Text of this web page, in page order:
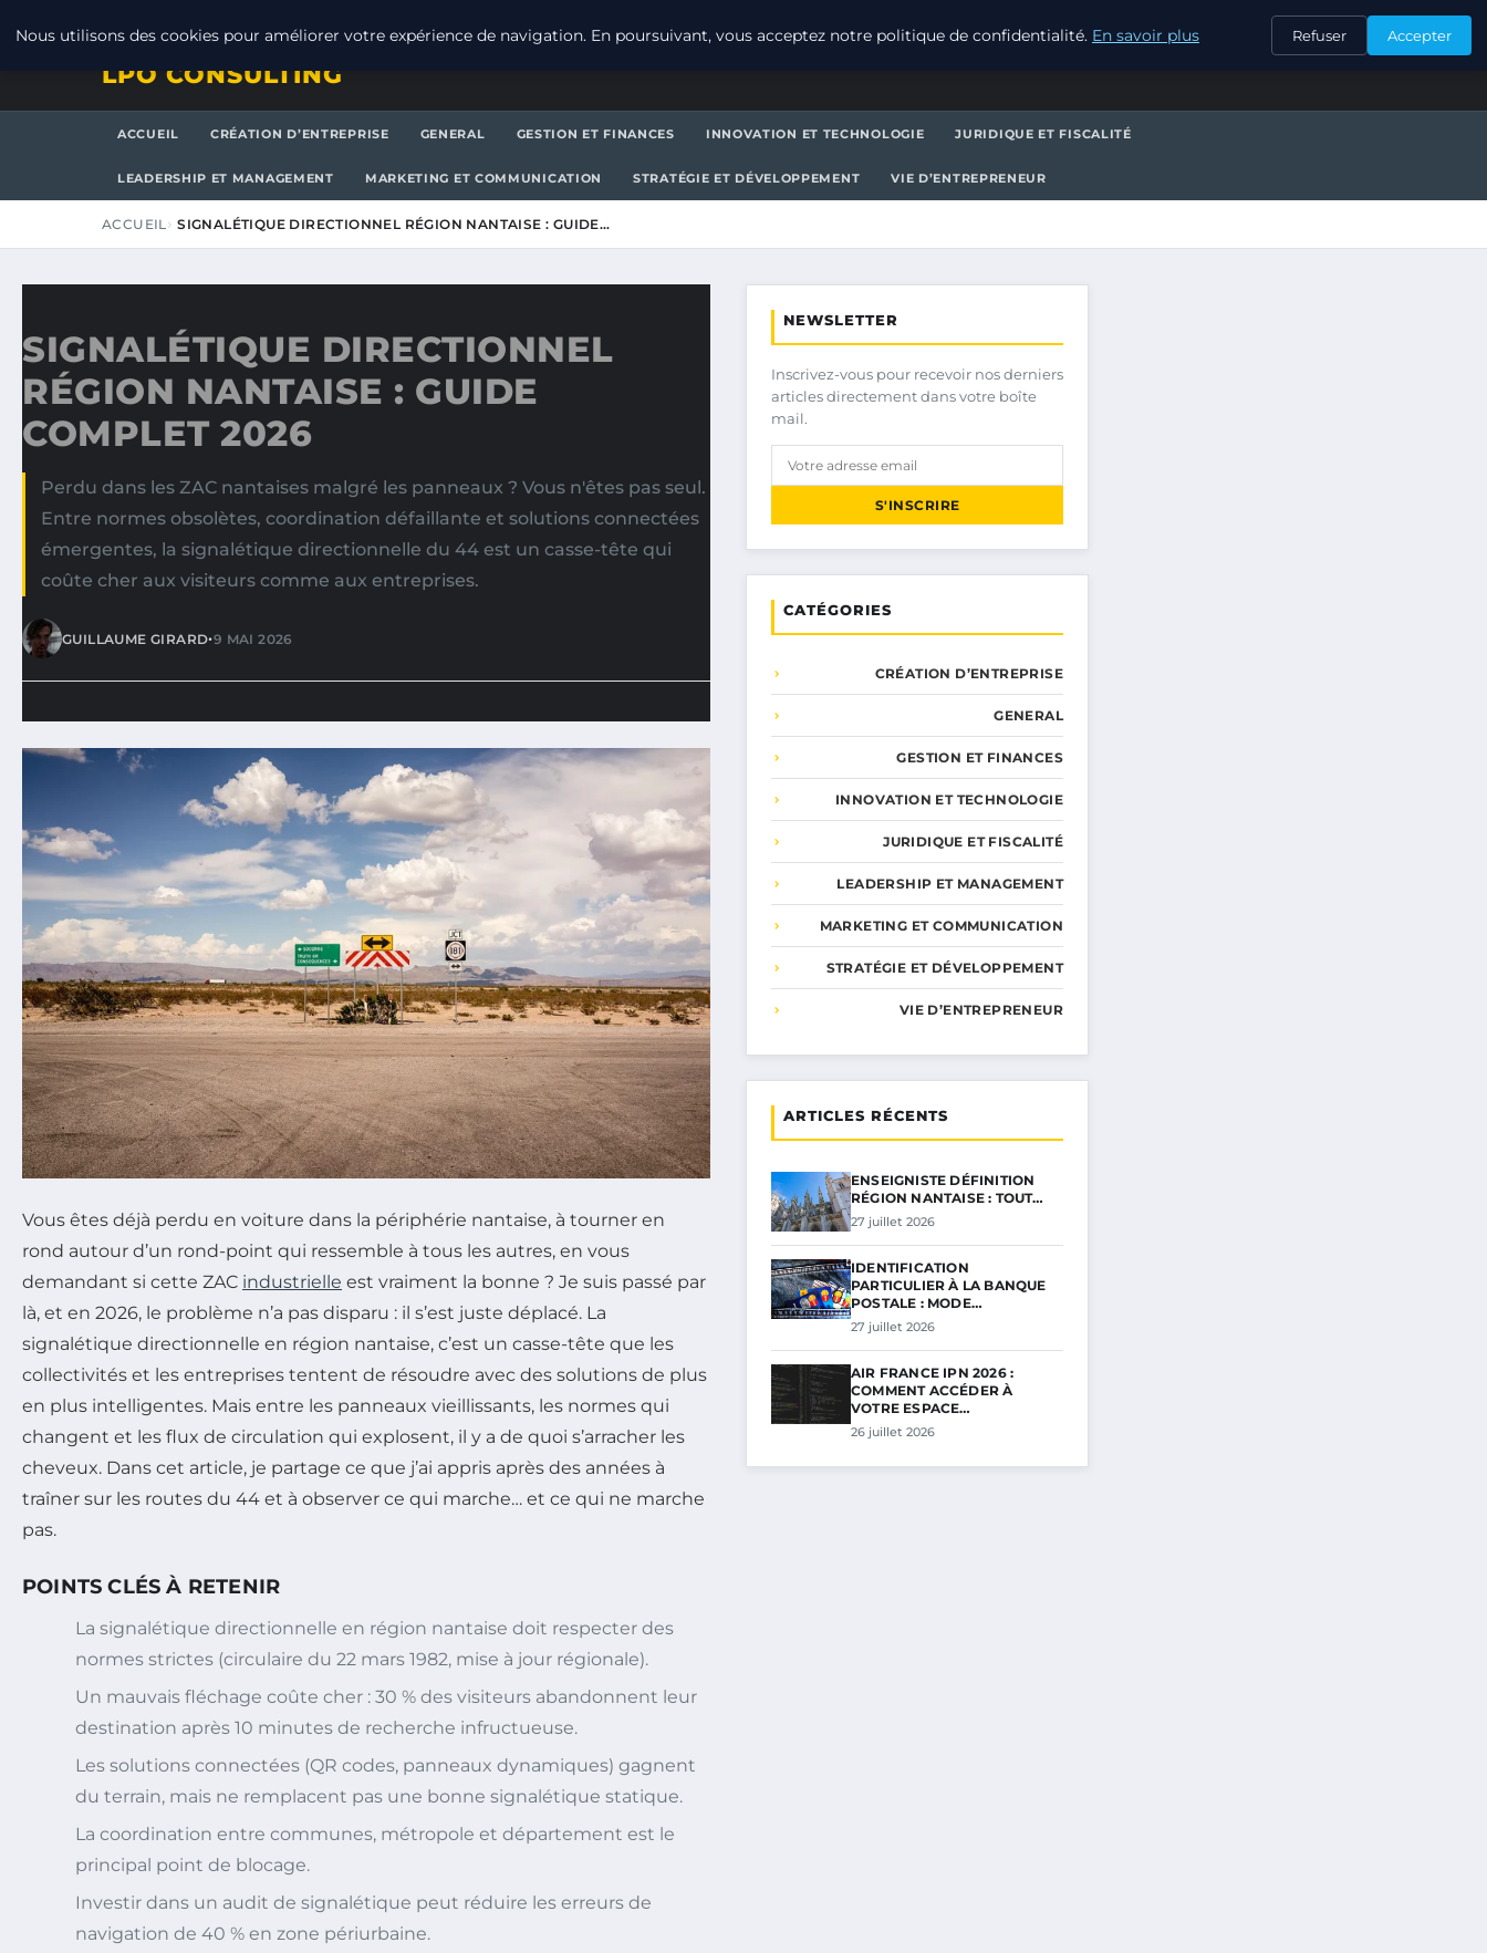
CONTACT
LPO CONSULTING
ACCUEIL CRÉATION D’ENTREPRISE GENERAL GESTION ET FINANCES INNOVATION ET TECHNOLOGIE JURIDIQUE ET FISCALITÉ
LEADERSHIP ET MANAGEMENT MARKETING ET COMMUNICATION STRATÉGIE ET DÉVELOPPEMENT VIE D’ENTREPRENEUR
ACCUEIL SIGNALÉTIQUE DIRECTIONNEL RÉGION NANTAISE : GUIDE…
SIGNALÉTIQUE DIRECTIONNEL
RÉGION NANTAISE : GUIDE
COMPLET 2026
Perdu dans les ZAC nantaises malgré les panneaux ? Vous n'êtes pas seul.
Entre normes obsolètes, coordination défaillante et solutions connectées
émergentes, la signalétique directionnelle du 44 est un casse-tête qui
coûte cher aux visiteurs comme aux entreprises.
GUILLAUME GIRARD•9 MAI 2026
Vous êtes déjà perdu en voiture dans la périphérie nantaise, à tourner en
rond autour d’un rond-point qui ressemble à tous les autres, en vous
demandant si cette ZAC industrielle est vraiment la bonne ? Je suis passé par
là, et en 2026, le problème n’a pas disparu : il s’est juste déplacé. La
signalétique directionnelle en région nantaise, c’est un casse-tête que les
collectivités et les entreprises tentent de résoudre avec des solutions de plus
en plus intelligentes. Mais entre les panneaux vieillissants, les normes qui
changent et les flux de circulation qui explosent, il y a de quoi s’arracher les
cheveux. Dans cet article, je partage ce que j’ai appris après des années à
traîner sur les routes du 44 et à observer ce qui marche… et ce qui ne marche
pas.
POINTS CLÉS À RETENIR
La signalétique directionnelle en région nantaise doit respecter des
normes strictes (circulaire du 22 mars 1982, mise à jour régionale).
Un mauvais fléchage coûte cher : 30 % des visiteurs abandonnent leur
destination après 10 minutes de recherche infructueuse.
Les solutions connectées (QR codes, panneaux dynamiques) gagnent
du terrain, mais ne remplacent pas une bonne signalétique statique.
La coordination entre communes, métropole et département est le
principal point de blocage.
Investir dans un audit de signalétique peut réduire les erreurs de
navigation de 40 % en zone périurbaine.
NEWSLETTER
Inscrivez-vous pour recevoir nos derniers
articles directement dans votre boîte
mail.
S'INSCRIRE
CATÉGORIES
CRÉATION D’ENTREPRISE
GENERAL
GESTION ET FINANCES
INNOVATION ET TECHNOLOGIE
JURIDIQUE ET FISCALITÉ
LEADERSHIP ET MANAGEMENT
MARKETING ET COMMUNICATION
STRATÉGIE ET DÉVELOPPEMENT
VIE D’ENTREPRENEUR
ARTICLES RÉCENTS
ENSEIGNISTE DÉFINITION
RÉGION NANTAISE : TOUT…
27 juillet 2026
IDENTIFICATION
PARTICULIER À LA BANQUE
POSTALE : MODE…
27 juillet 2026
AIR FRANCE IPN 2026 :
COMMENT ACCÉDER À
VOTRE ESPACE…
26 juillet 2026
Nous utilisons des cookies pour améliorer votre expérience de navigation. En poursuivant, vous acceptez notre politique de confidentialité. En savoir plus Refuser Accepter